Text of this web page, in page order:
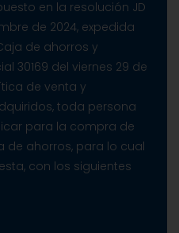
en la resolución JD
de 2024, expedida
de ahorros y
30169 del viernes 29 de
de venta y
toda persona
para la compra de
de ahorros, para lo cual
con los siguientes